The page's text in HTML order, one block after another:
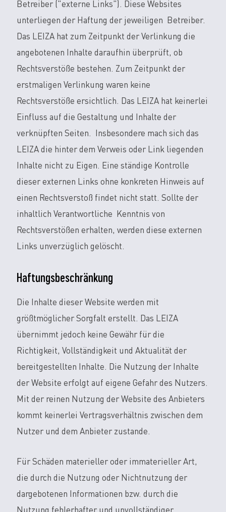
Betreiber ("externe Links"). Diese Websites
unterliegen der Haftung der jeweiligen Betreiber.
Das LEIZA hat zum Zeitpunkt der Verlinkung die
angebotenen Inhalte daraufhin überprüft, ob
Rechtsverstöße bestehen. Zum Zeitpunkt der
erstmaligen Verlinkung waren keine
Rechtsverstöße ersichtlich. Das LEIZA hat keinerlei
Einfluss auf die Gestaltung und Inhalte der
verknüpften Seiten. Insbesondere mach sich das
LEIZA die hinter dem Verweis oder Link liegenden
Inhalte nicht zu Eigen. Eine ständige Kontrolle
dieser externen Links ohne konkreten Hinweis auf
einen Rechtsverstoß findet nicht statt. Sollte der
inhaltlich Verantwortliche Kenntnis von
Rechtsverstößen erhalten, werden diese externen
Links unverzüglich gelöscht.
Haftungsbeschränkung
Die Inhalte dieser Website werden mit
größtmöglicher Sorgfalt erstellt. Das LEIZA
übernimmt jedoch keine Gewähr für die
Richtigkeit, Vollständigkeit und Aktualität der
bereitgestellten Inhalte. Die Nutzung der Inhalte
der Website erfolgt auf eigene Gefahr des Nutzers.
Mit der reinen Nutzung der Website des Anbieters
kommt keinerlei Vertragsverhältnis zwischen dem
Nutzer und dem Anbieter zustande.
Für Schäden materieller oder immaterieller Art,
die durch die Nutzung oder Nichtnutzung der
dargebotenen Informationen bzw. durch die